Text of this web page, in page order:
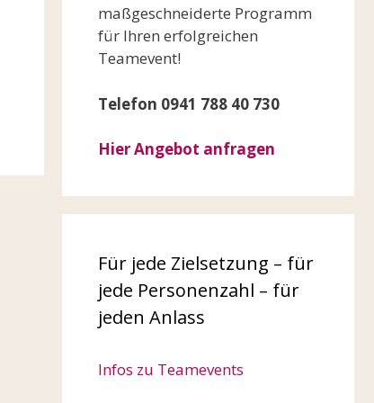
maßgeschneiderte Programm
für Ihren erfolgreichen
Teamevent!
Telefon 0941 788 40 730
Hier Angebot anfragen
Für jede Zielsetzung – für
jede Personenzahl – für
jeden Anlass
Infos zu Teamevents